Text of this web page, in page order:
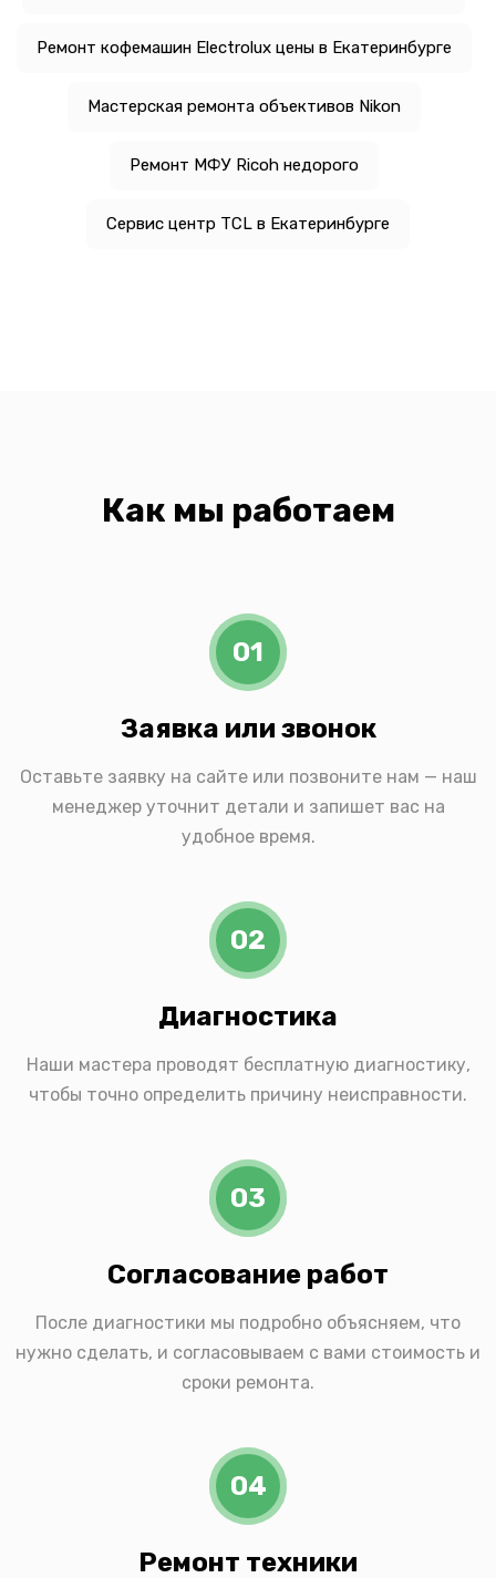
Ремонт кофемашин Electrolux цены в Екатеринбурге
Мастерская ремонта объективов Nikon
Ремонт МФУ Ricoh недорого
Сервис центр TCL в Екатеринбурге
Как мы работаем
01
Заявка или звонок
Оставьте заявку на сайте или позвоните нам — наш
менеджер уточнит детали и запишет вас на
удобное время.
02
Диагностика
Наши мастера проводят бесплатную диагностику,
чтобы точно определить причину неисправности.
03
Согласование работ
После диагностики мы подробно объясняем, что
нужно сделать, и согласовываем с вами стоимость и
сроки ремонта.
04
Ремонт техники